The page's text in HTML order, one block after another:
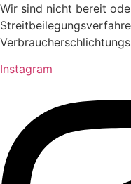
Wir sind nicht bereit
Instagram